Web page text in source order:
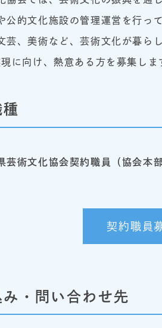
公的文化施設の管理運営を行っ
芸、美術など、芸術文化が暮ら
に向け、熱意ある方を募集しま
芸術文化協会契約職員（協会
契約職員
み・問い合わせ先